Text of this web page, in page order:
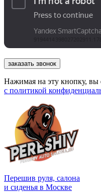
заказать звонок
Нажимая на эту кнопку, вы
с политикой
Перешив руля, салона
и сиденья в Москве